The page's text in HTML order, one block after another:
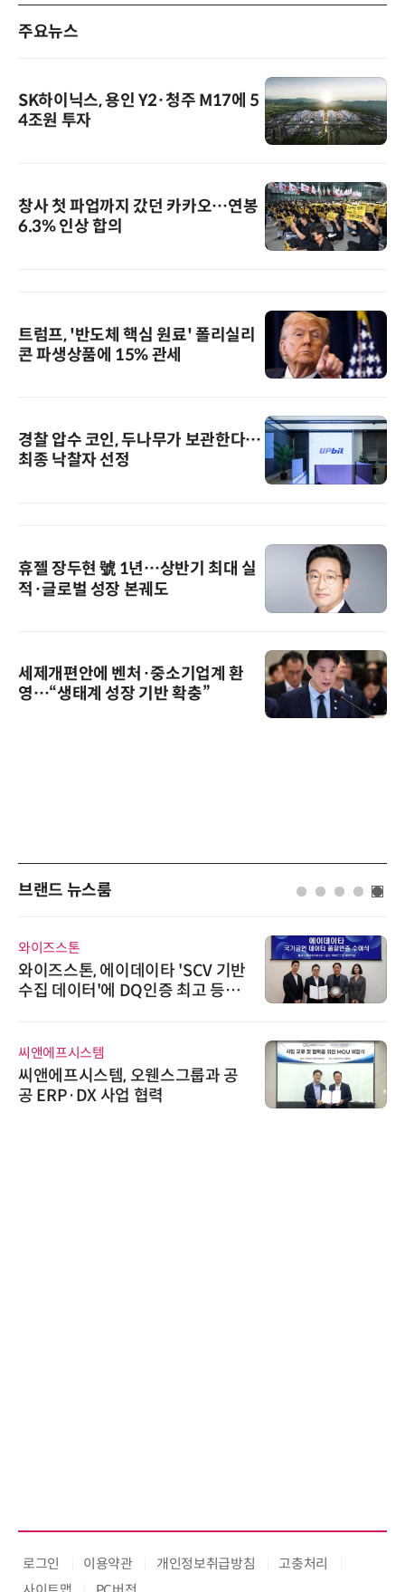
주요뉴스
SK하이닉스, 용인 Y2·청주 M17에 5
4조원 투자
창사 첫 파업까지 갔던 카카오…연봉
6.3% 인상 합의
트럼프, '반도체 핵심 원료' 폴리실리
콘 파생상품에 15% 관세
경찰 압수 코인, 두나무가 보관한다…
최종 낙찰자 선정
휴젤 장두현 號 1년…상반기 최대 실
적·글로벌 성장 본궤도
세제개편안에 벤처·중소기업계 환
영…“생태계 성장 기반 확충”
브랜드 뉴스룸
와이즈스톤
와이즈스톤, 에이데이타 'SCV 기반
수집 데이터'에 DQ인증 최고 등급
씨앤에프시스템
씨앤에프시스템, 오웬스그룹과 공
공 ERP·DX 사업 협력
로그인 이용약관 개인정보취급방침
고충처리